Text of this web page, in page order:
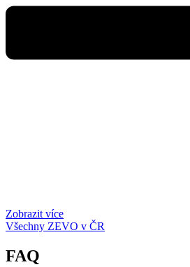
Zobrazit více
Všechny ZEVO v ČR
FAQ